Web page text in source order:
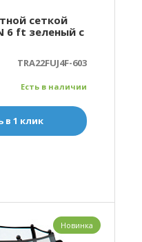
сеткой
6 ft зеленый с
TRA22FUJ4F-603
Есть в наличии
в 1 клик
Новинка